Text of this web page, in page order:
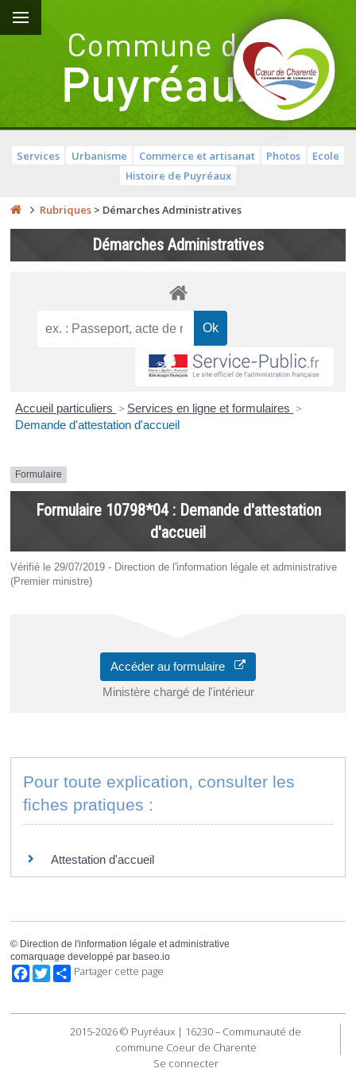
Services Urbanisme Commerce et artisanat Photos
Ecole
Histoire de Puyréaux
Rubriques > Démarches Administratives
Démarches Administratives
Accueil particuliers > Services en ligne et formulaires >
Demande d'attestation d'accueil
Formulaire
Formulaire 10798*04 : Demande d'attestation
d'accueil
Vérifié le 29/07/2019 - Direction de l'information légale et administrative
(Premier ministre)
Accéder au formulaire
Ministère chargé de l'intérieur
Pour toute explication, consulter les
fiches pratiques :
Attestation d'accueil
© Direction de l'information légale et administrative
comarquage developpé par baseo.io
Facebook
TwitterPartager cette page
2015-2026 © Puyréaux | 16230 – Communauté de
commune Coeur de Charente
Se connecter